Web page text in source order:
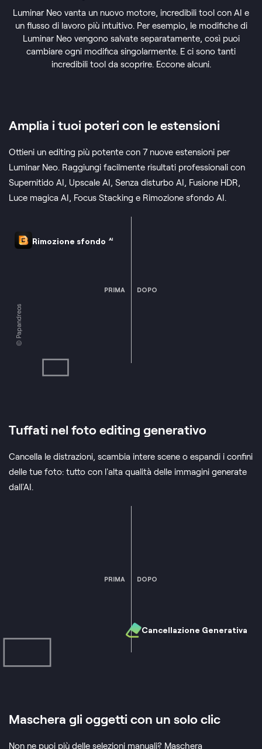
Luminar Neo vanta un nuovo motore, incredibili tool con AI e
un flusso di lavoro più intuitivo. Per esempio, le modifiche di
Luminar Neo vengono salvate separatamente, così puoi
cambiare ogni modifica singolarmente. E ci sono tanti
incredibili tool da scoprire. Eccone alcuni.
Rimozione sfondo AI
PRIMA DOPO
© Papandreos
Amplia i tuoi poteri con le estensioni
Ottieni un editing più potente con 7 nuove estensioni per
Luminar Neo. Raggiungi facilmente risultati professionali con
Supernitido AI, Upscale AI, Senza disturbo AI, Fusione HDR,
Luce magica AI, Focus Stacking e Rimozione sfondo AI.
Tuffati nel foto editing generativo
Cancella le distrazioni, scambia intere scene o espandi i confini
delle tue foto: tutto con l'alta qualità delle immagini generate
dall'AI.
PRIMA DOPO
Cancellazione Generativa
Maschera gli oggetti con un solo clic
Non ne puoi più delle selezioni manuali? Maschera